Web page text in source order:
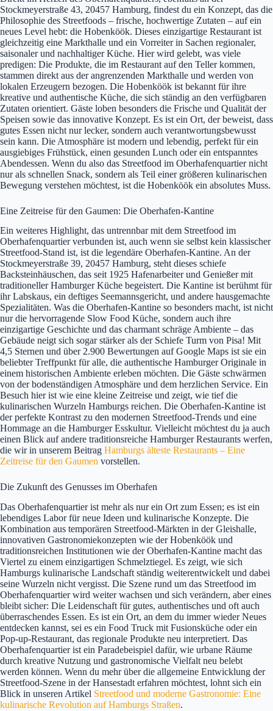
Stockmeyerstraße 43, 20457 Hamburg, findest du ein Konzept, das die
Philosophie des Streetfoods – frische, hochwertige Zutaten – auf ein
neues Level hebt: die Hobenköök. Dieses einzigartige Restaurant ist
gleichzeitig eine Markthalle und ein Vorreiter in Sachen regionaler,
saisonaler und nachhaltiger Küche. Hier wird gelebt, was viele
predigen: Die Produkte, die im Restaurant auf den Teller kommen,
stammen direkt aus der angrenzenden Markthalle und werden von
lokalen Erzeugern bezogen. Die Hobenköök ist bekannt für ihre
kreative und authentische Küche, die sich ständig an den verfügbaren
Zutaten orientiert. Gäste loben besonders die Frische und Qualität der
Speisen sowie das innovative Konzept. Es ist ein Ort, der beweist, dass
gutes Essen nicht nur lecker, sondern auch verantwortungsbewusst
sein kann. Die Atmosphäre ist modern und lebendig, perfekt für ein
ausgiebiges Frühstück, einen gesunden Lunch oder ein entspanntes
Abendessen. Wenn du also das Streetfood im Oberhafenquartier nicht
nur als schnellen Snack, sondern als Teil einer größeren kulinarischen
Bewegung verstehen möchtest, ist die Hobenköök ein absolutes Muss.
Eine Zeitreise für den Gaumen: Die Oberhafen-Kantine
Ein weiteres Highlight, das untrennbar mit dem Streetfood im
Oberhafenquartier verbunden ist, auch wenn sie selbst kein klassischer
Streetfood-Stand ist, ist die legendäre Oberhafen-Kantine. An der
Stockmeyerstraße 39, 20457 Hamburg, steht dieses schiefe
Backsteinhäuschen, das seit 1925 Hafenarbeiter und Genießer mit
traditioneller Hamburger Küche begeistert. Die Kantine ist berühmt für
ihr Labskaus, ein deftiges Seemannsgericht, und andere hausgemachte
Spezialitäten. Was die Oberhafen-Kantine so besonders macht, ist nicht
nur die hervorragende Slow Food Küche, sondern auch ihre
einzigartige Geschichte und das charmant schräge Ambiente – das
Gebäude neigt sich sogar stärker als der Schiefe Turm von Pisa! Mit
4,5 Sternen und über 2.900 Bewertungen auf Google Maps ist sie ein
beliebter Treffpunkt für alle, die authentische Hamburger Originale in
einem historischen Ambiente erleben möchten. Die Gäste schwärmen
von der bodenständigen Atmosphäre und dem herzlichen Service. Ein
Besuch hier ist wie eine kleine Zeitreise und zeigt, wie tief die
kulinarischen Wurzeln Hamburgs reichen. Die Oberhafen-Kantine ist
der perfekte Kontrast zu den modernen Streetfood-Trends und eine
Hommage an die Hamburger Esskultur. Vielleicht möchtest du ja auch
einen Blick auf andere traditionsreiche Hamburger Restaurants werfen,
die wir in unserem Beitrag Hamburgs älteste Restaurants – Eine
Zeitreise für den Gaumen vorstellen.
Die Zukunft des Genusses im Oberhafen
Das Oberhafenquartier ist mehr als nur ein Ort zum Essen; es ist ein
lebendiges Labor für neue Ideen und kulinarische Konzepte. Die
Kombination aus temporären Streetfood-Märkten in der Gleishalle,
innovativen Gastronomiekonzepten wie der Hobenköök und
traditionsreichen Institutionen wie der Oberhafen-Kantine macht das
Viertel zu einem einzigartigen Schmelztiegel. Es zeigt, wie sich
Hamburgs kulinarische Landschaft ständig weiterentwickelt und dabei
seine Wurzeln nicht vergisst. Die Szene rund um das Streetfood im
Oberhafenquartier wird weiter wachsen und sich verändern, aber eines
bleibt sicher: Die Leidenschaft für gutes, authentisches und oft auch
überraschendes Essen. Es ist ein Ort, an dem du immer wieder Neues
entdecken kannst, sei es ein Food Truck mit Fusionsküche oder ein
Pop-up-Restaurant, das regionale Produkte neu interpretiert. Das
Oberhafenquartier ist ein Paradebeispiel dafür, wie urbane Räume
durch kreative Nutzung und gastronomische Vielfalt neu belebt
werden können. Wenn du mehr über die allgemeine Entwicklung der
Streetfood-Szene in der Hansestadt erfahren möchtest, lohnt sich ein
Blick in unseren Artikel Streetfood und moderne Gastronomie: Eine
kulinarische Revolution auf Hamburgs Straßen.